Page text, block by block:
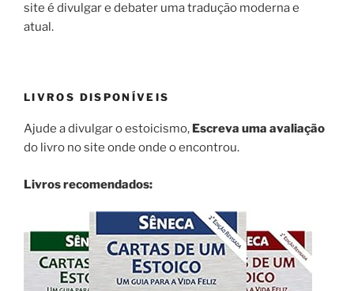
site é divulgar e debater uma tradução moderna e
atual.
LIVROS DISPONÍVEIS
Ajude a divulgar o estoicismo, Escreva uma avaliação
do livro no site onde onde o encontrou.
Livros recomendados: